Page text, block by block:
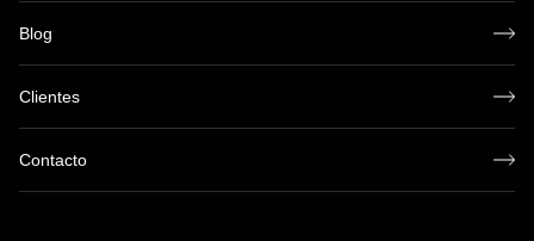
Blog
Clientes
Contacto